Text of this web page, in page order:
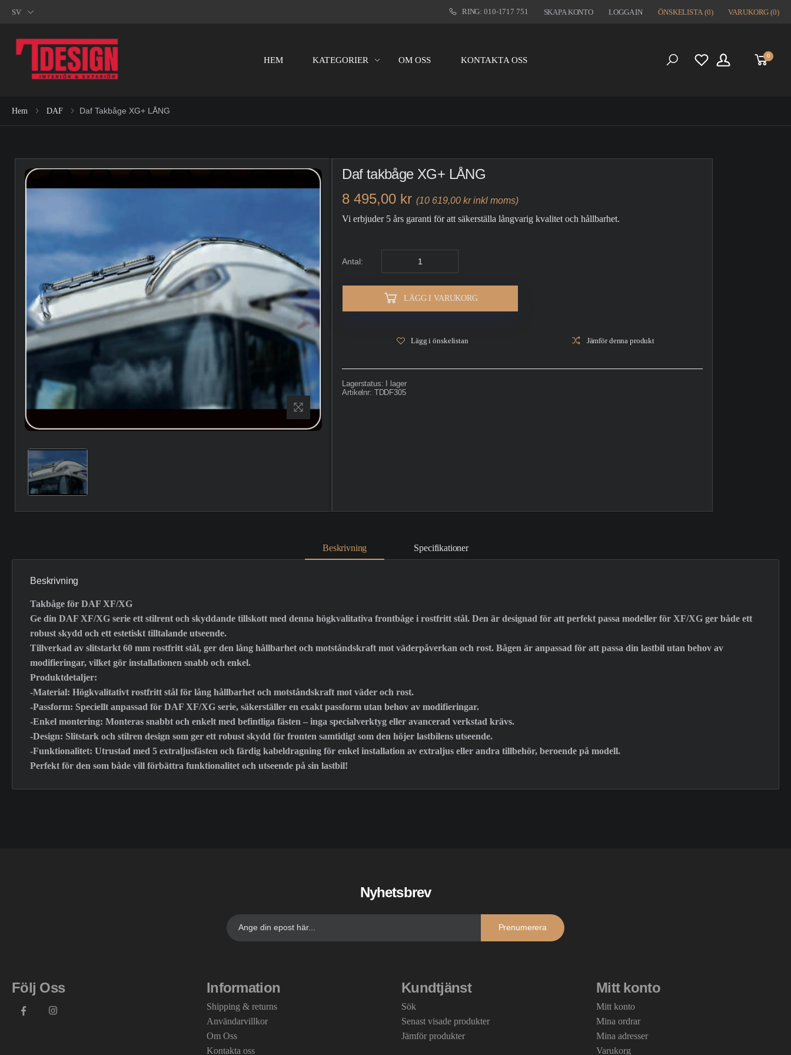
SV RING: 010-1717 751 SKAPA KONTO LOGGA IN ÖNSKELISTA (0) VARUKORG (0)
HEM KATEGORIER OM OSS KONTAKTA OSS 0
Hem DAF Daf Takbåge XG+ LÅNG
Daf takbåge XG+ LÅNG
8 495,00 kr (10 619,00 kr inkl moms)
Vi erbjuder 5 års garanti för att säkerställa långvarig kvalitet och hållbarhet.
Antal:
LÄGG I VARUKORG
Lägg i önskelistan Jämför denna produkt
Lagerstatus:
I lager
Artikelnr: TDDF305
Beskrivning Specifikationer
Beskrivning
Takbåge för DAF XF/XG
Ge din DAF XF/XG serie ett stilrent och skyddande tillskott med denna högkvalitativa frontbåge i rostfritt stål. Den är designad för att perfekt passa modeller för XF/XG ger både ett
robust skydd och ett estetiskt tilltalande utseende.
Tillverkad av slitstarkt 60 mm rostfritt stål, ger den lång hållbarhet och motståndskraft mot väderpåverkan och rost. Bågen är anpassad för att passa din lastbil utan behov av
modifieringar, vilket gör installationen snabb och enkel.
Produktdetaljer:
-Material: Högkvalitativt rostfritt stål för lång hållbarhet och motståndskraft mot väder och rost.
-Passform: Speciellt anpassad för DAF XF/XG serie, säkerställer en exakt passform utan behov av modifieringar.
-Enkel montering: Monteras snabbt och enkelt med befintliga fästen – inga specialverktyg eller avancerad verkstad krävs.
-Design: Slitstark och stilren design som ger ett robust skydd för fronten samtidigt som den höjer lastbilens utseende.
-Funktionalitet: Utrustad med 5 extraljusfästen och färdig kabeldragning för enkel installation av extraljus eller andra tillbehör, beroende på modell.
Perfekt för den som både vill förbättra funktionalitet och utseende på sin lastbil!
Nyhetsbrev
Prenumerera
Följ Oss Information
Shipping & returns
Användarvillkor
Om Oss
Kontakta oss
Kundtjänst
Sök
Senast visade produkter
Jämför produkter
Mitt konto
Mitt konto
Mina ordrar
Mina adresser
Varukorg